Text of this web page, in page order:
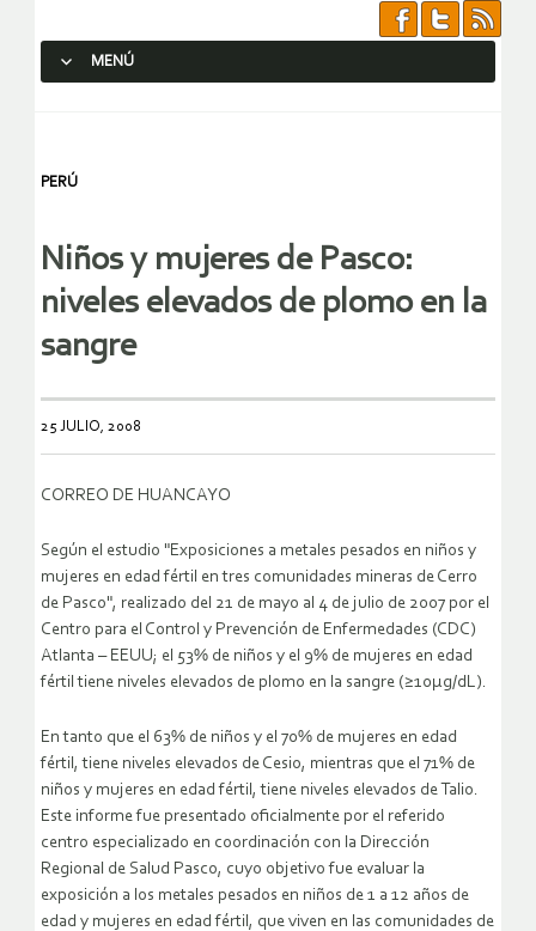
MENÚ
PERÚ
Niños y mujeres de Pasco:
niveles elevados de plomo en la
sangre
25 JULIO, 2008
CORREO DE HUANCAYO
Según el estudio "Exposiciones a metales pesados en niños y
mujeres en edad fértil en tres comunidades mineras de Cerro
de Pasco", realizado del 21 de mayo al 4 de julio de 2007 por el
Centro para el Control y Prevención de Enfermedades (CDC)
Atlanta – EEUU; el 53% de niños y el 9% de mujeres en edad
fértil tiene niveles elevados de plomo en la sangre (≥10μg/dL).
En tanto que el 63% de niños y el 70% de mujeres en edad
fértil, tiene niveles elevados de Cesio, mientras que el 71% de
niños y mujeres en edad fértil, tiene niveles elevados de Talio.
Este informe fue presentado oficialmente por el referido
centro especializado en coordinación con la Dirección
Regional de Salud Pasco, cuyo objetivo fue evaluar la
exposición a los metales pesados en niños de 1 a 12 años de
edad y mujeres en edad fértil, que viven en las comunidades de